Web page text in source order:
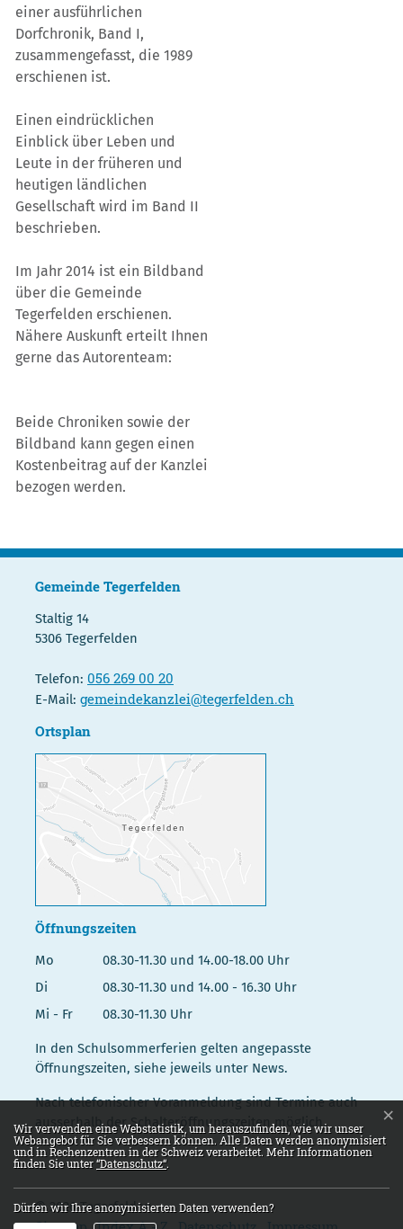
einer ausführlichen
Dorfchronik, Band I,
zusammengefasst, die 1989
erschienen ist.
Einen eindrücklichen
Einblick über Leben und
Leute in der früheren und
heutigen ländlichen
Gesellschaft wird im Band II
beschrieben.
Im Jahr 2014 ist ein Bildband
über die Gemeinde
Tegerfelden erschienen.
Nähere Auskunft erteilt Ihnen
gerne das Autorenteam:
Beide Chroniken sowie der
Bildband kann gegen einen
Kostenbeitrag auf der Kanzlei
bezogen werden.
Gemeinde Tegerfelden
Staltig 14
5306 Tegerfelden
Telefon: 056 269 00 20
E-Mail: gemeindekanzlei@tegerfelden.ch
Ortsplan
Öffnungszeiten
Mo
08.30-11.30 und 14.00-18.00 Uhr
Di
08.30-11.30 und 14.00 - 16.30 Uhr
Mi - Fr
08.30-11.30 Uhr
In den Schulsommerferien gelten angepasste
Öffnungszeiten, siehe jeweils unter News.
Nach telefonischer Voranmeldung sind Termine auch
ausserhalb der Schalteröffnungszeiten möglich.
© 2026 Tegerfelden
Toolbar
Webstatistik
Wir verwenden eine Webstatistik, um herauszufinden, wie wir unser
Webangebot für Sie verbessern können. Alle Daten werden anonymisiert
und in Rechenzentren in der Schweiz verarbeitet. Mehr Informationen
finden Sie unter“Datenschutz“.
Dürfen wir Ihre anonymisierten Daten verwenden?
×